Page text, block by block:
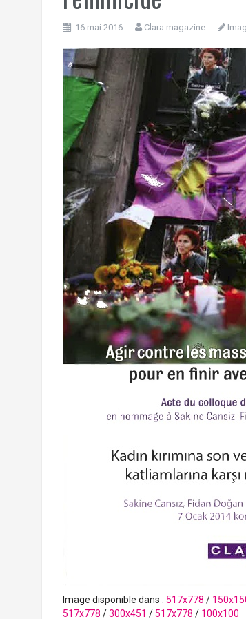
16 mai 2016 Clara magazine
Image disponible dans : 517x778 /
517x778 /300x451 /517x778 / 100x100